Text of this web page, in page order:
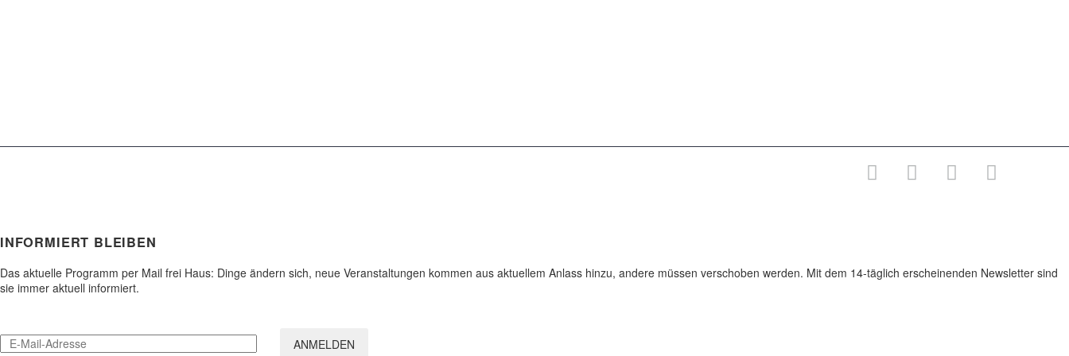
INFORMIERT BLEIBEN
Das aktuelle Programm per Mail frei Haus: Dinge ändern sich, neue Veranstaltungen kommen aus aktuellem Anlass hinzu, andere müssen verschoben werden. Mit dem 14-täglich erscheinenden Newsletter sind
sie immer aktuell informiert.